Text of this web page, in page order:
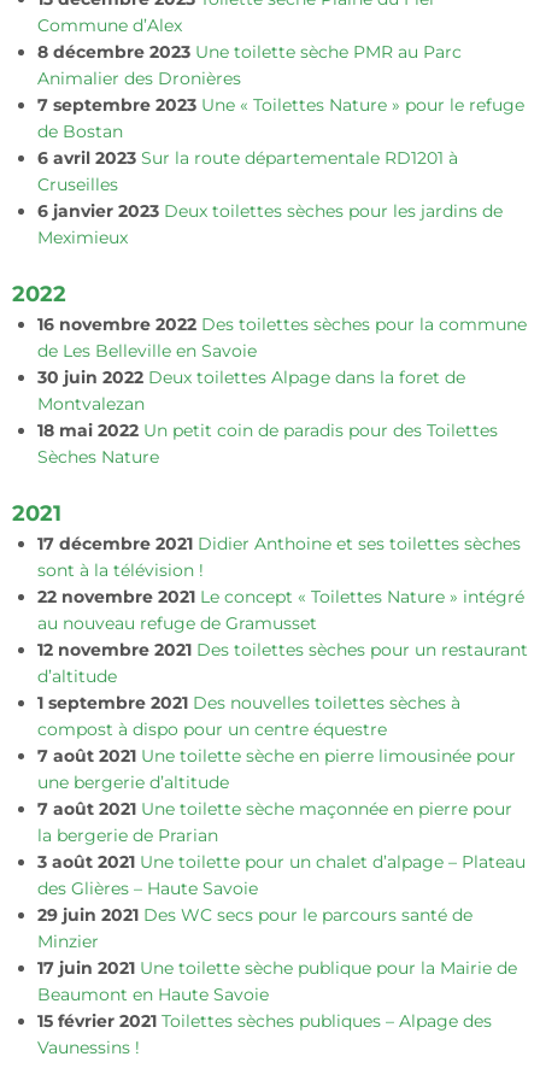
Commune d’Alex
8 décembre 2023 Une toilette sèche PMR au Parc
Animalier des Dronières
7 septembre 2023 Une « Toilettes Nature » pour le refuge
de Bostan
6 avril 2023 Sur la route départementale RD1201 à
Cruseilles
6 janvier 2023 Deux toilettes sèches pour les jardins de
Meximieux
2022
16 novembre 2022 Des toilettes sèches pour la commune
de Les Belleville en Savoie
30 juin 2022 Deux toilettes Alpage dans la foret de
Montvalezan
18 mai 2022 Un petit coin de paradis pour des Toilettes
Sèches Nature
2021
17 décembre 2021 Didier Anthoine et ses toilettes sèches
sont à la télévision !
22 novembre 2021 Le concept « Toilettes Nature » intégré
au nouveau refuge de Gramusset
12 novembre 2021 Des toilettes sèches pour un restaurant
d’altitude
1 septembre 2021 Des nouvelles toilettes sèches à
compost à dispo pour un centre équestre
7 août 2021 Une toilette sèche en pierre limousinée pour
une bergerie d’altitude
7 août 2021 Une toilette sèche maçonnée en pierre pour
la bergerie de Prarian
3 août 2021 Une toilette pour un chalet d’alpage – Plateau
des Glières – Haute Savoie
29 juin 2021 Des WC secs pour le parcours santé de
Minzier
17 juin 2021 Une toilette sèche publique pour la Mairie de
Beaumont en Haute Savoie
15 février 2021 Toilettes sèches publiques – Alpage des
Vaunessins !